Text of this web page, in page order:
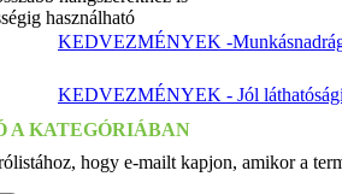
KEDVEZMÉNYEK -
KEDVEZMÉNYEK - Jól
A KATEGÓRIÁBAN
használható
hogy e-mailt kapjon, amikor a